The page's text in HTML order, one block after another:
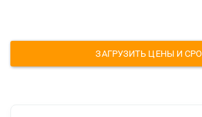
ЗАГРУЗИТЬ ЦЕНЫ И